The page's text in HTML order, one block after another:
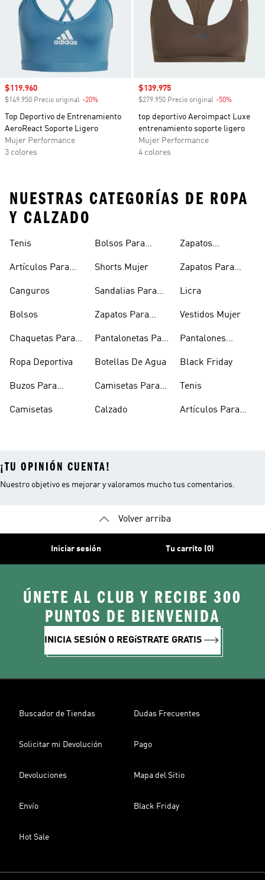
Precio de venta
$119.960
$149.950 Precio original -20%
Top Deportivo de Entrenamiento
AeroReact Soporte Ligero
Mujer Performance
3 colores
Precio de venta
$139.975
$279.950 Precio original -50%
top deportivo Aeroimpact Luxe
entrenamiento soporte ligero
Mujer Performance
4 colores
NUESTRAS CATEGORÍAS DE ROPA
Y CALZADO
Tenis
Artículos Para
Canguros
Bolsos
Chaquetas Para
Ropa Deportiva
Buzos Para
Camisetas
Bolsos Para
Shorts Mujer
Sandalias Para
Zapatos Para
Pantalonetas Para
Botellas De Agua
Camisetas Para
Calzado
Zapatos
Zapatos Para
Licra
Vestidos Mujer
Pantalones
Black Friday
Tenis
Artículos Para
¡TU OPINIÓN CUENTA!
Nuestro objetivo es mejorar y valoramos mucho tus comentarios.
Volver arriba
Iniciar sesión Tu carrito (0)
ÚNETE AL CLUB Y RECIBE 300
PUNTOS DE BIENVENIDA
INICIA SESIÓN O REGíSTRATE GRATIS
Buscador de Tiendas Dudas Frecuentes
Solicitar mi Devolución Pago
Devoluciones Mapa del Sitio
Envío Black Friday
Hot Sale